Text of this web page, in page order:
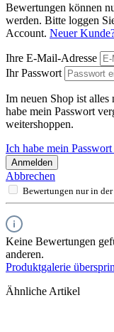
Bewertungen können
werden. Bitte loggen
Account. Neuer
Ihre E-Mail-Adresse
Ihr Passwort
Im neuen Shop ist alles
habe mein Passwort
weitershoppen.
Ich habe mein Passwort
Anmelden
Abbrechen
Bewertungen nur in
Keine Bewertungen
anderen.
Produktgalerie
Ähnliche Artikel